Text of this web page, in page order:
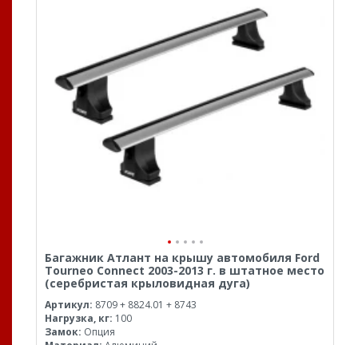
Багажник Атлант на крышу автомобиля Ford
Tourneo Connect 2003-2013 г. в штатное место
(серебристая крыловидная дуга)
Артикул: 8709 + 8824.01 + 8743
Нагрузка, кг: 100
Замок: Опция